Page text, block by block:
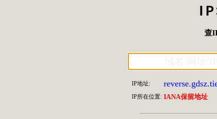
查
IP地址:
IP所在位置: IANA保留地址